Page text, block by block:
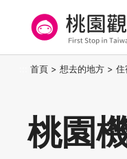
要
桃園觀光導覽網
首頁 > 想去的地方 > 住
桃園